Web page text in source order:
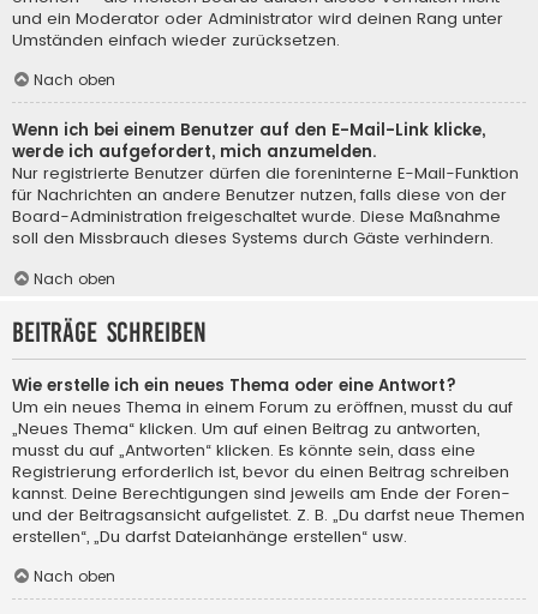
und ein Moderator oder Administrator wird deinen Rang unter
Umständen einfach wieder zurücksetzen.
Nach oben
Wenn ich bei einem Benutzer auf den E-Mail-Link klicke,
werde ich aufgefordert, mich anzumelden.
Nur registrierte Benutzer dürfen die foreninterne E-Mail-Funktion
für Nachrichten an andere Benutzer nutzen, falls diese von der
Board-Administration freigeschaltet wurde. Diese Maßnahme
soll den Missbrauch dieses Systems durch Gäste verhindern.
Nach oben
Beiträge schreiben
Wie erstelle ich ein neues Thema oder eine Antwort?
Um ein neues Thema in einem Forum zu eröffnen, musst du auf
„Neues Thema“ klicken. Um auf einen Beitrag zu antworten,
musst du auf „Antworten“ klicken. Es könnte sein, dass eine
Registrierung erforderlich ist, bevor du einen Beitrag schreiben
kannst. Deine Berechtigungen sind jeweils am Ende der Foren-
und der Beitragsansicht aufgelistet. Z. B. „Du darfst neue Themen
erstellen“, „Du darfst Dateianhänge erstellen“ usw.
Nach oben